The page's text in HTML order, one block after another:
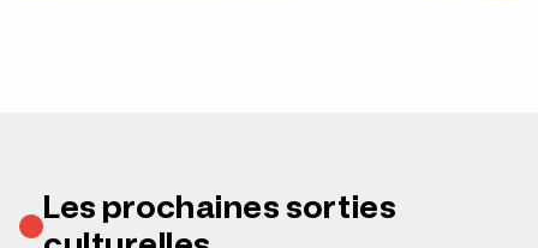
Les prochaines sorties